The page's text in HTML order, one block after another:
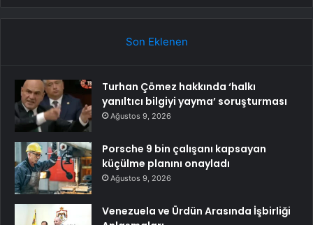
Son Eklenen
Turhan Çömez hakkında ‘halkı
yanıltıcı bilgiyi yayma’ soruşturması
Ağustos 9, 2026
Porsche 9 bin çalışanı kapsayan
küçülme planını onayladı
Ağustos 9, 2026
Venezuela ve Ürdün Arasında İşbirliği